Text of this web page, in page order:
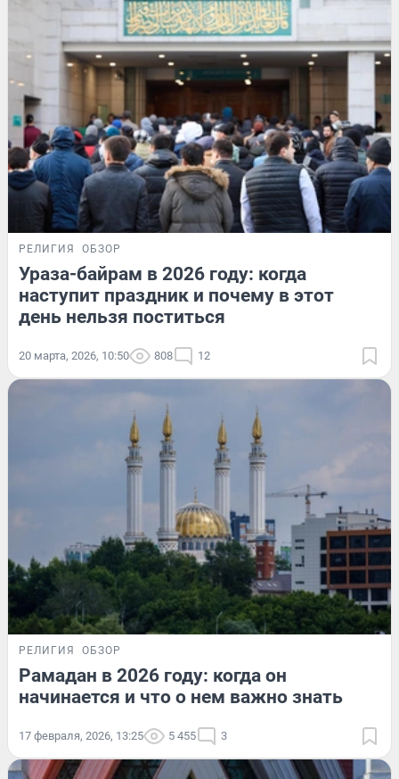
РЕЛИГИЯ ОБЗОР
Ураза-байрам в 2026 году: когда
наступит праздник и почему в этот
день нельзя поститься
20 марта, 2026, 10:50 808 12
РЕЛИГИЯ ОБЗОР
Рамадан в 2026 году: когда он
начинается и что о нем важно знать
17 февраля, 2026, 13:25 5 455 3